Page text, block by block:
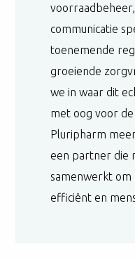
communicatie
toenemende
groeiende
we in waar dit
met oog voor
Pluripharm
een partner die
samenwerkt om
efficiënt en